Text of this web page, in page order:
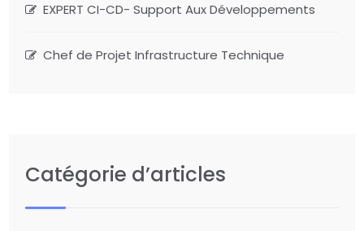
EXPERT CI-CD- Support Aux Développements
Chef de Projet Infrastructure Technique
Catégorie d’articles